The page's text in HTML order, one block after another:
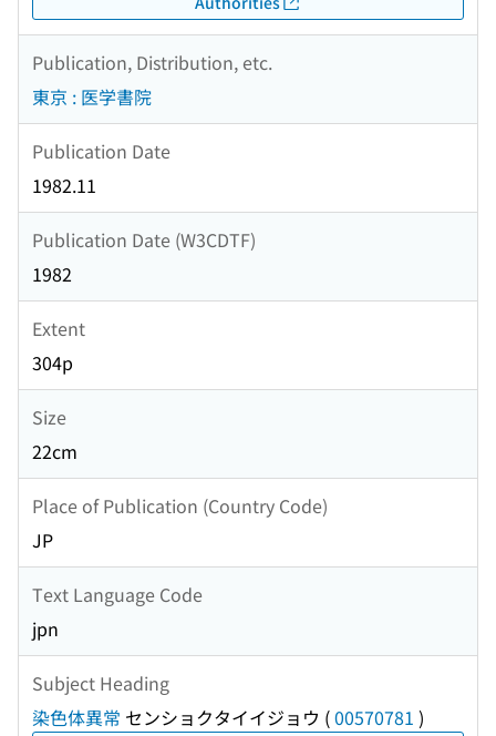
Publication, Distribution, etc.
東京 : 医学書院
Publication Date
1982.11
Publication Date (W3CDTF)
1982
Extent
304p
Size
22cm
Place of Publication (Country Code)
JP
Text Language Code
jpn
Subject Heading
染色体異常 センショクタイイジョウ (00570781 )